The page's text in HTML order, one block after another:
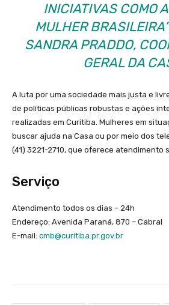
INICIATIVAS COMO
MULHER
SANDRA PRADDO,
GERAL DA
A luta por uma sociedade mais justa e
de políticas públicas robustas e ações
realizadas em Curitiba. Mulheres em
buscar ajuda na Casa ou por meio dos
(41) 3221-2710, que oferece atendimento
Serviço
Atendimento todos os dias – 24h
Endereço: Avenida Paraná, 870 – Cabral
E-mail: cmb@curitiba.pr.gov.br